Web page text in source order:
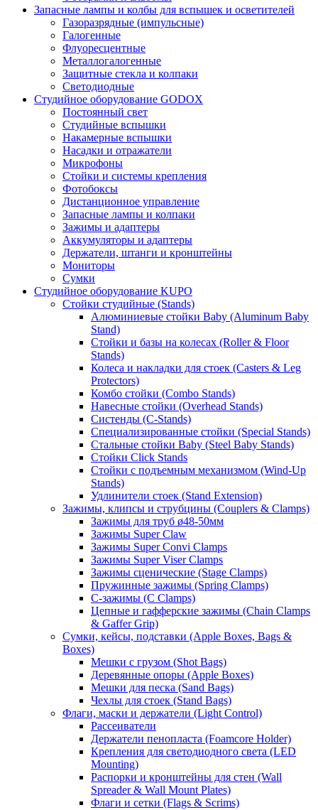
Запасные лампы и колбы для вспышек и осветителей
Газоразрядные (импульсные)
Галогенные
Флуоресцентные
Металлогалогенные
Защитные стекла и колпаки
Светодиодные
Студийное оборудование GODOX
Постоянный свет
Студийные вспышки
Накамерные вспышки
Насадки и отражатели
Микрофоны
Стойки и системы крепления
Фотобоксы
Дистанционное управление
Запасные лампы и колпаки
Зажимы и адаптеры
Аккумуляторы и адаптеры
Держатели, штанги и кронштейны
Мониторы
Сумки
Студийное оборудование KUPO
Стойки студийные (Stands)
Алюминиевые стойки Baby (Aluminum Baby
Stand)
Стойки и базы на колесах (Roller & Floor
Stands)
Колеса и накладки для стоек (Casters & Leg
Protectors)
Комбо стойки (Combo Stands)
Навесные стойки (Overhead Stands)
Систенды (C-Stands)
Специализированные стойки (Special Stands)
Стальные стойки Baby (Steel Baby Stands)
Стойки Click Stands
Стойки с подъемным механизмом (Wind-Up
Stands)
Удлинители стоек (Stand Extension)
Зажимы, клипсы и струбцины (Couplers & Clamps)
Зажимы для труб ø48-50мм
Зажимы Super Claw
Зажимы Super Convi Clamps
Зажимы Super Viser Clamps
Зажимы сценические (Stage Clamps)
Пружинные зажимы (Spring Clamps)
С-зажимы (C Clamps)
Цепные и гафферские зажимы (Chain Clamps
& Gaffer Grip)
Сумки, кейсы, подставки (Apple Boxes, Bags &
Boxes)
Мешки с грузом (Shot Bags)
Деревянные опоры (Apple Boxes)
Мешки для песка (Sand Bags)
Чехлы для стоек (Stand Bags)
Флаги, маски и держатели (Light Control)
Рассеиватели
Держатели пенопласта (Foamcore Holder)
Крепления для светодиодного света (LED
Mounting)
Распорки и кронштейны для стен (Wall
Spreader & Wall Mount Plates)
Флаги и сетки (Flags & Scrims)